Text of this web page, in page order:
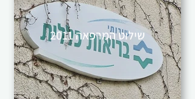
שילוט המרפאה 2011